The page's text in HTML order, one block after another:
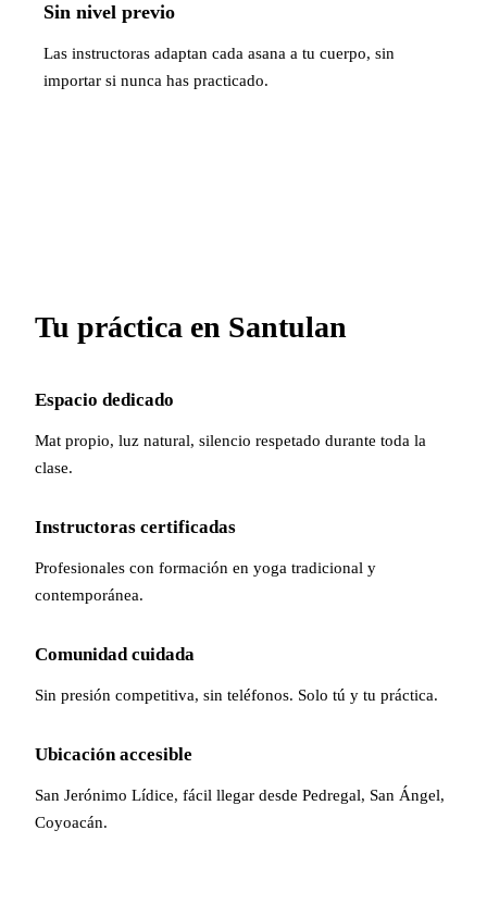
Sin nivel previo
Las instructoras adaptan cada asana a tu cuerpo, sin
importar si nunca has practicado.
Tu práctica en Santulan
Espacio dedicado
Mat propio, luz natural, silencio respetado durante toda la
clase.
Instructoras certificadas
Profesionales con formación en yoga tradicional y
contemporánea.
Comunidad cuidada
Sin presión competitiva, sin teléfonos. Solo tú y tu práctica.
Ubicación accesible
San Jerónimo Lídice, fácil llegar desde Pedregal, San Ángel,
Coyoacán.